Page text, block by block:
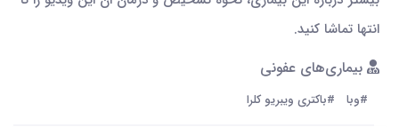
انتها تماشا کنید.
بیماری‌های عفونی
#وبا #باکتری ویبریو کلرا